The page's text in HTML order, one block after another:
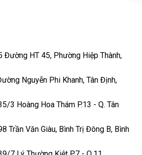
Đường HT 45, Phường Hiệp Thành,
Nguyễn Phi Khanh, Tân Định,
3 Hoàng Hoa Thám P.13 - Q. Tân
Trần Văn Giàu, Bình Trị Đông B, Bình